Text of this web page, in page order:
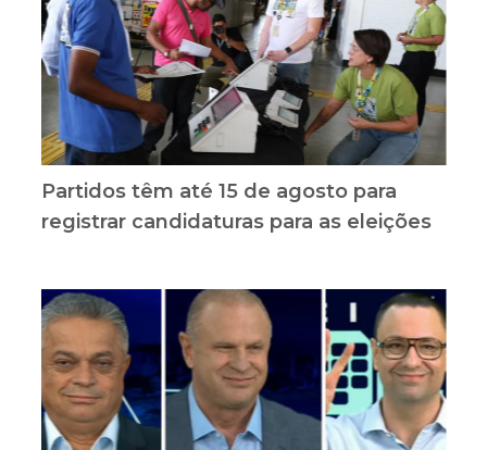
Partidos têm até 15 de agosto para
registrar candidaturas para as eleições